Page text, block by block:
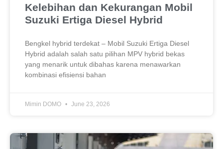
Kelebihan dan Kekurangan Mobil
Suzuki Ertiga Diesel Hybrid
Bengkel hybrid terdekat – Mobil Suzuki Ertiga Diesel
Hybrid adalah salah satu pilihan MPV hybrid bekas
yang menarik untuk dibahas karena menawarkan
kombinasi efisiensi bahan
Mimin DOMO June 23, 2026